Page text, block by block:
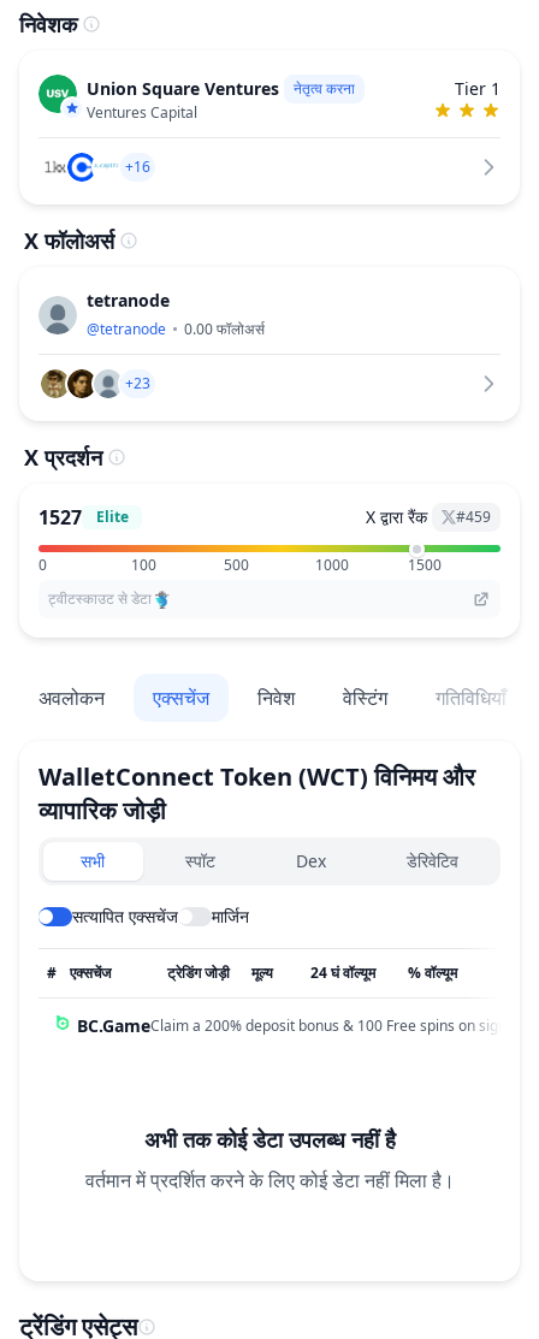
निवेशक
Union Square Ventures
नेतृत्व करना
Ventures Capital
Tier 1
+16
X फॉलोअर्स
tetranode
@tetranode 0.00फॉलोअर्स
+23
X प्रदर्शन
1527 Elite X द्वारा रैंक #459
0 100 500 1000
1500
ट्वीटस्काउट से डेटा
अवलोकन एक्सचेंज निवेश वेस्टिंग गतिविधियाँ
WalletConnect Token (WCT) विनिमय और
व्यापारिक जोड़ी
Exchanges type
सभी स्पॉट Dex डेरिवेटिव
सत्यापित एक्सचेंज मार्जिन
# एक्सचेंज ट्रेडिंग जोड़ी मूल्य 24 घं वॉल्यूम % वॉल्यूम
BC.GameClaim a 200% deposit bonus & 100 Free spins on sign up!
अभी तक कोई डेटा उपलब्ध नहीं है
वर्तमान में प्रदर्शित करने के लिए कोई डेटा नहीं मिला है।
ट्रेंडिंग एसेट्स